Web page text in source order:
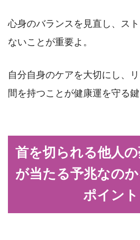
心身のバランスを見直し、ス
ないことが重要よ。
自分自身のケアを大切にし、
間を持つことが健康運を守る鍵
首を切られる他人
が当たる予兆なの
ポイント